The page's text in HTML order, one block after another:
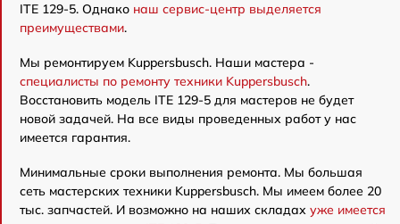
ITE 129-5. Однако наш сервис-центр выделяется
преимуществами.
Мы ремонтируем Kuppersbusch. Наши мастера -
специалисты по ремонту техники Kuppersbusch.
Восстановить модель ITE 129-5 для мастеров не будет
новой задачей. На все виды проведенных работ у нас
имеется гарантия.
Минимальные сроки выполнения ремонта. Мы большая
сеть мастерских техники Kuppersbusch. Мы имеем более 20
тыс. запчастей. И возможно на наших складах уже имеется